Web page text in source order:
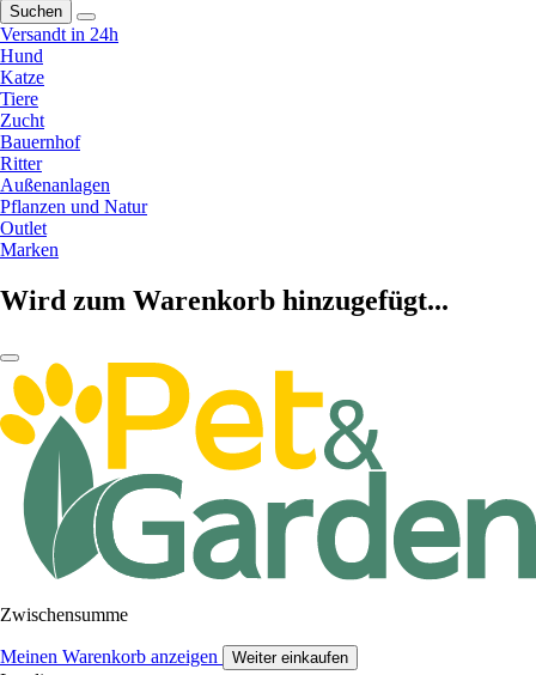
Suchen
Versandt in 24h
Hund
Katze
Tiere
Zucht
Bauernhof
Ritter
Außenanlagen
Pflanzen und Natur
Outlet
Marken
Wird zum Warenkorb hinzugefügt...
Zwischensumme
Meinen Warenkorb anzeigen Weiter einkaufen